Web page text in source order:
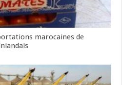
marocaines de